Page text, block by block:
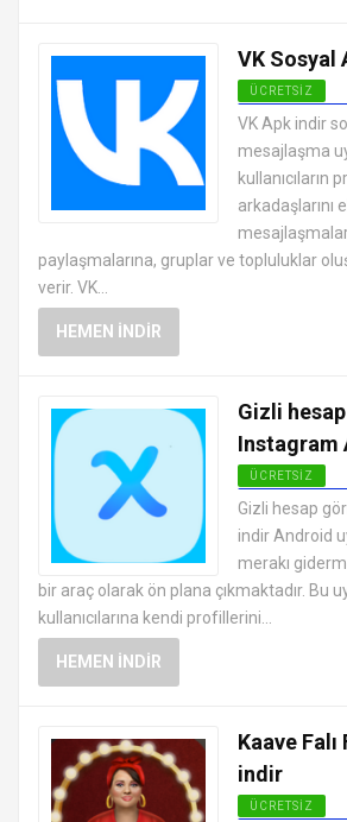
VK Sosyal
ÜCRETSIZ
SOSYAL
VK Apk indir
mesajlaşma
kullanıcıların
arkadaşlarını
paylaşmalarına, gruplar ve topluluklar
verir. VK...
HEMEN İNDIR
Gizli
Instagram
ÜCRETSIZ
SOSYAL
Gizli hesap
indir Android
merakı
bir araç olarak ön plana çıkmaktadır. Bu
kullanıcılarına kendi profillerini...
HEMEN İNDIR
Kaave Falı
indir
ÜCRETSIZ